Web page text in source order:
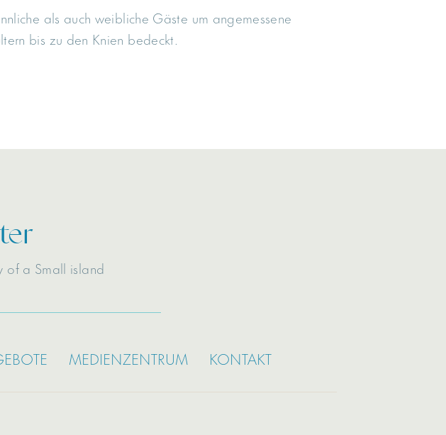
als auch weibliche Gäste um angemessene
bis zu den Knien bedeckt.
of a Small island
MEDIENZENTRUM KONTAKT